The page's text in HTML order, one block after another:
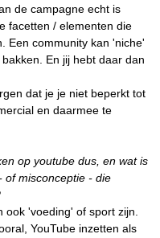
de campagne echt is
facetten / elementen die
Een community kan 'niche'
En jij hebt daar dan
dat je je niet beperkt tot
en daarmee te
op youtube dus, en wat is
of misconceptie - die
'voeding' of sport zijn.
YouTube inzetten als